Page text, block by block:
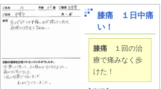
膝痛 １日中痛
い！
膝痛 １回の治
療で痛みなく歩
けた！